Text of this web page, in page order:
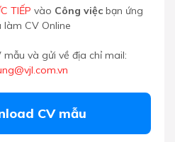
TIẾP vào Công việc bạn ứng
làm CV Online
và gửi về địa chỉ mail:
CV mẫu